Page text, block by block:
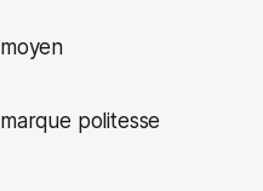
moyen
marque politesse